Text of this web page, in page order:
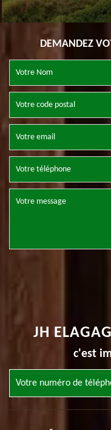
DEMANDEZ
JH
c'est